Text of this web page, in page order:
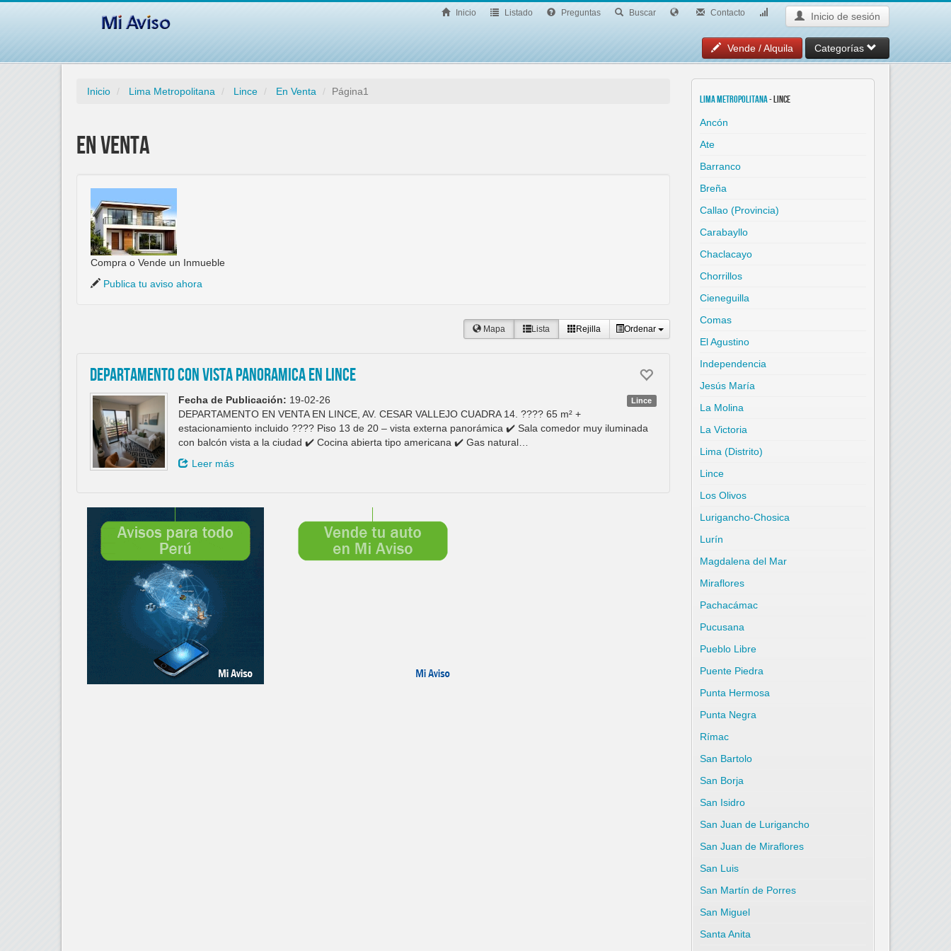
Inicio Listado Preguntas Buscar Contacto Inicio de sesión
Vende / Alquila Categorías
Inicio Lima Metropolitana Lince En Venta Página1
En Venta
Compra o Vende un Inmueble
Publica tu aviso ahora
Mapa Lista Rejilla Ordenar
DEPARTAMENTO CON VISTA PANORAMICA EN LINCE
Lince
Fecha de Publicación: 19-02-26
DEPARTAMENTO EN VENTA EN LINCE, AV. CESAR VALLEJO CUADRA 14. ???? 65 m² +
estacionamiento incluido ????️ Piso 13 de 20 – vista externa panorámica ✔️ Sala comedor muy iluminada
con balcón vista a la ciudad ✔️ Cocina abierta tipo americana ✔️ Gas natural…
Leer más
Lima Metropolitana- Lince
Ancón
Ate
Barranco
Breña
Callao (Provincia)
Carabayllo
Chaclacayo
Chorrillos
Cieneguilla
Comas
El Agustino
Independencia
Jesús María
La Molina
La Victoria
Lima (Distrito)
Lince
Los Olivos
Lurigancho-Chosica
Lurín
Magdalena del Mar
Miraflores
Pachacámac
Pucusana
Pueblo Libre
Puente Piedra
Punta Hermosa
Punta Negra
Rímac
San Bartolo
San Borja
San Isidro
San Juan de Lurigancho
San Juan de Miraflores
San Luis
San Martín de Porres
San Miguel
Santa Anita